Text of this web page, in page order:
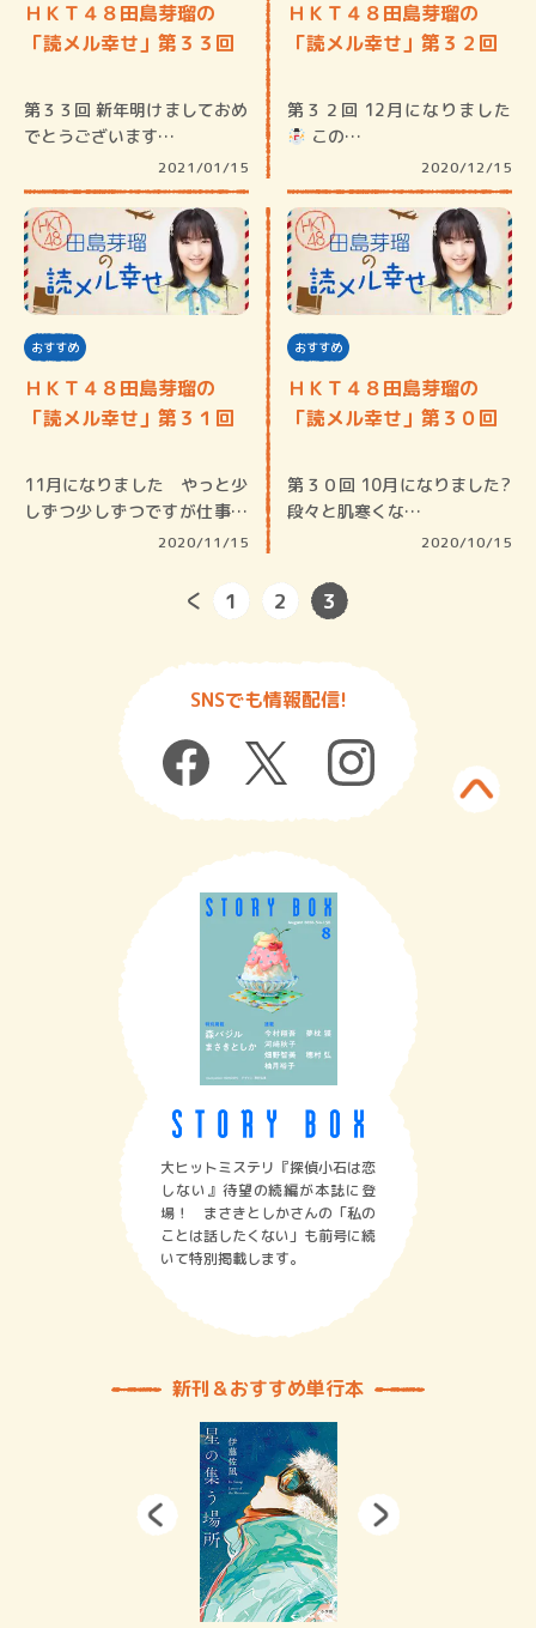
ＨＫＴ４８田島芽瑠の
「読メル幸せ」第３３回
第３３回 新年明けましておめ
でとうございます…
2021/01/15
ＨＫＴ４８田島芽瑠の
「読メル幸せ」第３２回
第３２回 12月になりました
この…
2020/12/15
おすすめ
ＨＫＴ４８田島芽瑠の
「読メル幸せ」第３１回
11月になりました やっと少
しずつ少しずつですが仕事が
2020/11/15
おすすめ
ＨＫＴ４８田島芽瑠の
「読メル幸せ」第３０回
第３０回 10月になりました?
段々と肌寒くな…
2020/10/15
1 2 3
SNSでも情報配信!
大ヒットミステリ『探偵小石は恋
しない』待望の続編が本誌に登
場！ まさきとしかさんの「私の
ことは話したくない」も前号に続
いて特別掲載します。
新刊＆おすすめ単行本